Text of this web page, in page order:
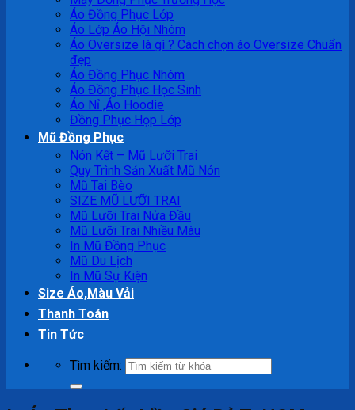
Áo Đồng Phục Lớp
Áo Lớp Áo Hội Nhóm
Áo Oversize là gì ? Cách chọn áo Oversize Chuẩn
đẹp
Áo Đồng Phục Nhóm
Áo Đồng Phục Học Sinh
Áo Nỉ ,Áo Hoodie
Đồng Phục Họp Lớp
Mũ Đồng Phục
Nón Kết – Mũ Lưỡi Trai
Quy Trình Sản Xuất Mũ Nón
Mũ Tai Bèo
SIZE MŨ LƯỠI TRAI
Mũ Lưỡi Trai Nửa Đầu
Mũ Lưỡi Trai Nhiều Màu
In Mũ Đồng Phục
Mũ Du Lịch
In Mũ Sự Kiện
Size Áo,Màu Vải
Thanh Toán
Tin Tức
Tìm kiếm: